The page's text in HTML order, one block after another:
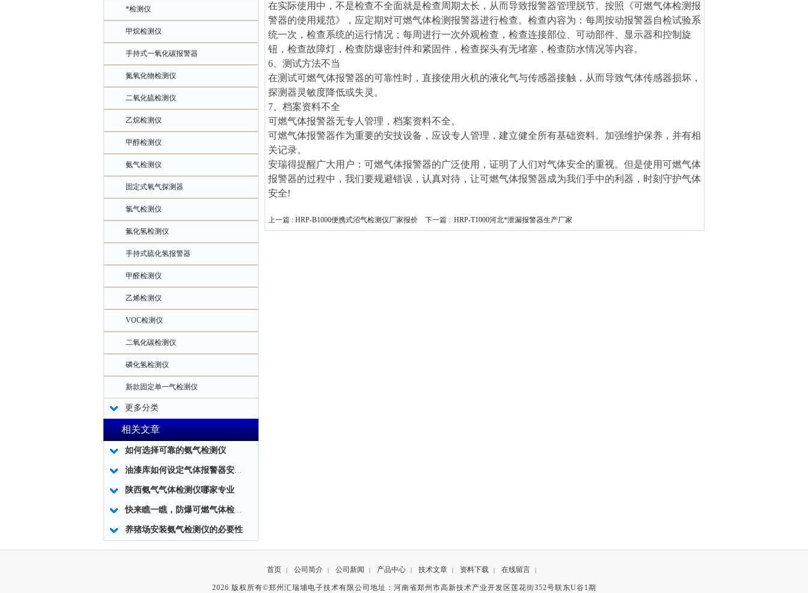
*检测仪
甲烷检测仪
手持式一氧化碳报警器
氮氧化物检测仪
二氧化硫检测仪
乙烷检测仪
甲醇检测仪
氨气检测仪
固定式氧气探测器
氯气检测仪
氟化氢检测仪
手持式硫化氢报警器
甲醛检测仪
乙烯检测仪
VOC检测仪
二氧化碳检测仪
磷化氢检测仪
新款固定单一气检测仪
更多分类
相关文章
如何选择可靠的氨气检测仪
油漆库如何设定气体报警器安装地点
陕西氨气气体检测仪哪家专业
快来瞧一瞧，防爆可燃气体检测仪的特点你一定要了解
养猪场安装氨气检测仪的必要性
在实际使用中，不是检查不全面就是检查周期太长，从而导致报警器管理脱节。按照《可燃气体检测报
警器的使用规范》，应定期对可燃气体检测报警器进行检查。检查内容为：每周按动报警器自检试验系
统一次，检查系统的运行情况；每周进行一次外观检查，检查连接部位、可动部件、显示器和控制旋
钮，检查故障灯，检查防爆密封件和紧固件，检查探头有无堵塞，检查防水情况等内容。
6、测试方法不当
在测试可燃气体报警器的可靠性时，直接使用火机的液化气与传感器接触，从而导致气体传感器损坏，
探测器灵敏度降低或失灵。
7、档案资料不全
可燃气体报警器无专人管理，档案资料不全。
可燃气体报警器作为重要的安技设备，应设专人管理，建立健全所有基础资料。加强维护保养，并有相
关记录。
安瑞得提醒广大用户：可燃气体报警器的广泛使用，证明了人们对气体安全的重视。但是使用可燃气体
报警器的过程中，我们要规避错误，认真对待，让可燃气体报警器成为我们手中的利器，时刻守护气体
安全!
上一篇 : HRP-B1000便携式沼气检测仪厂家报价 下一篇 : HRP-T1000河北*泄漏报警器生产厂家
首页 | 公司简介 | 公司新闻 | 产品中心 | 技术文章 | 资料下载 | 在线留言 |
2026 版权所有©郑州汇瑞埔电子技术有限公司地址：河南省郑州市高新技术产业开发区莲花街352号联东U谷1期